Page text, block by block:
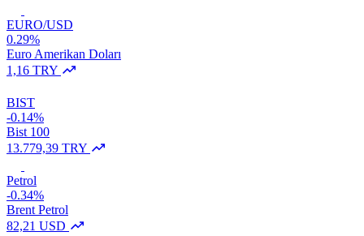
EURO/USD
0.29%
Euro Amerikan Doları
1,16 TRY
BIST
-0.14%
Bist 100
13.779,39 TRY
Petrol
-0.34%
Brent Petrol
82,21 USD